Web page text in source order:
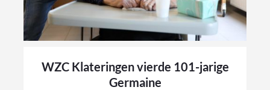
WZC Klateringen vierde 101-jarige
Germaine